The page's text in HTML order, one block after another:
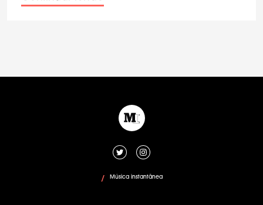
/ Música instantânea